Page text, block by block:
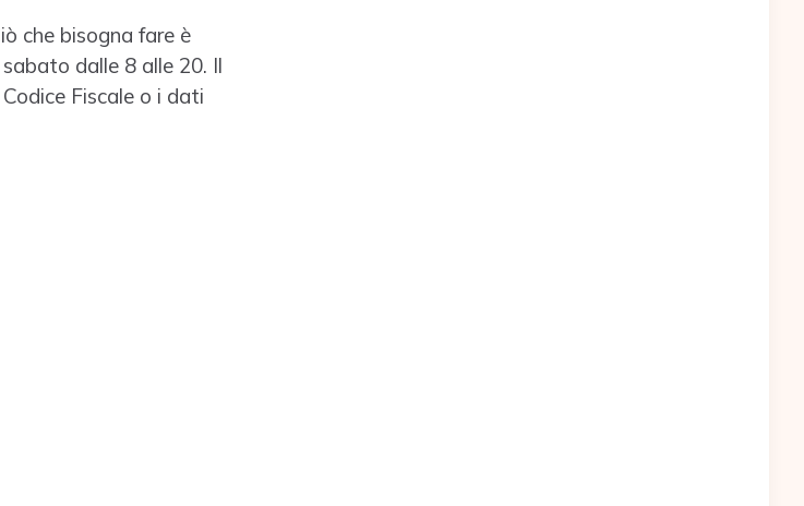
che bisogna fare è
dalle 8 alle 20. Il
Fiscale o i dati